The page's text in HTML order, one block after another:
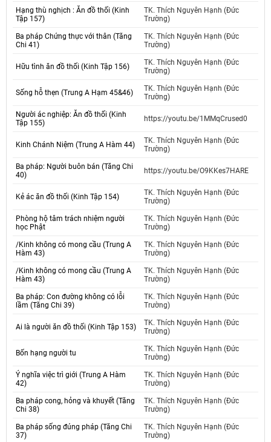
Hạng thù nghịch : Ăn đồ thối (Kinh
Tập 157)
TK. Thích Nguyên Hạnh (Đức
Trường)
Ba pháp Chứng thực với thân (Tăng
Chi 41)
TK. Thích Nguyên Hạnh (Đức
Trường)
Hữu tình ăn đồ thối (Kinh Tập 156)
TK. Thích Nguyên Hạnh (Đức
Trường)
Sống hỗ thẹn (Trung A Hạm 45&46)
TK. Thích Nguyên Hạnh (Đức
Trường)
Người ác nghiệp: Ăn đồ thối (Kinh
Tập 155)
https://youtu.be/1MMqCrused0
Kinh Chánh Niệm (Trung A Hàm 44)
TK. Thích Nguyên Hạnh (Đức
Trường)
Ba pháp: Người buôn bán (Tăng Chi
40)
https://youtu.be/O9KKes7HARE
Kẻ ác ăn đồ thối (Kinh Tập 154)
TK. Thích Nguyên Hạnh (Đức
Trường)
Phòng hộ tâm trách nhiệm người
học Phật
TK. Thích Nguyên Hạnh (Đức
Trường)
/Kinh không có mong cầu (Trung A
Hàm 43)
TK. Thích Nguyên Hạnh (Đức
Trường)
/Kinh không có mong cầu (Trung A
Hàm 43)
TK. Thích Nguyên Hạnh (Đức
Trường)
Ba pháp: Con đường không có lỗi
lầm (Tăng Chi 39)
TK. Thích Nguyên Hạnh (Đức
Trường)
Ai là người ăn đồ thối (Kinh Tập 153)
TK. Thích Nguyên Hạnh (Đức
Trường)
Bốn hạng người tu
TK. Thích Nguyên Hạnh (Đức
Trường)
Ý nghĩa việc trì giới (Trung A Hàm
42)
TK. Thích Nguyên Hạnh (Đức
Trường)
Ba pháp cong, hỏng và khuyết (Tăng
Chi 38)
TK. Thích Nguyên Hạnh (Đức
Trường)
Ba pháp sống đúng pháp (Tăng Chi
37)
TK. Thích Nguyên Hạnh (Đức
Trường)